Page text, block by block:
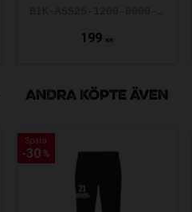
199 KR
ANDRA KÖPTE ÄVEN
Spara
30 %
Spara
30 %